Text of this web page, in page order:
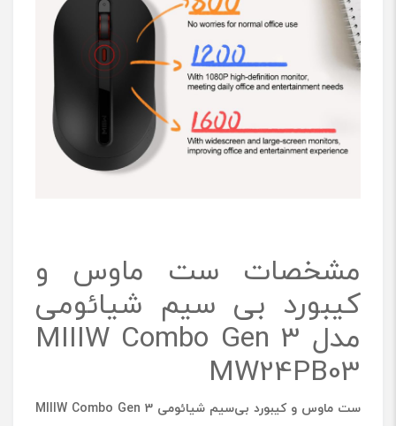
3
M
W
2
4
P
B
0
مشخصات ست ماوس و
کیبورد بی سیم شیائومی
مدل MIIIW Combo Gen 3
MW24PB03
ست ماوس و کیبورد بی‌سیم شیائومی MIIIW Combo Gen 3